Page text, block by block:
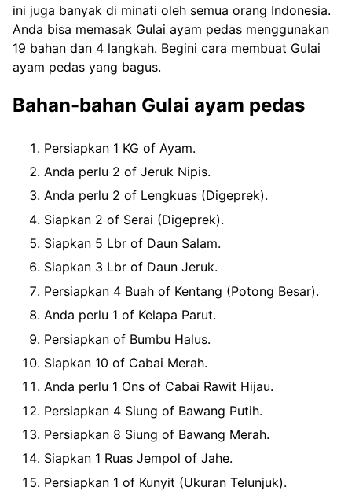
ini juga banyak di minati oleh semua orang Indonesia.
Anda bisa memasak Gulai ayam pedas menggunakan
19 bahan dan 4 langkah. Begini cara membuat Gulai
ayam pedas yang bagus.
Bahan-bahan Gulai ayam pedas
Persiapkan 1 KG of Ayam.
Anda perlu 2 of Jeruk Nipis.
Anda perlu 2 of Lengkuas (Digeprek).
Siapkan 2 of Serai (Digeprek).
Siapkan 5 Lbr of Daun Salam.
Siapkan 3 Lbr of Daun Jeruk.
Persiapkan 4 Buah of Kentang (Potong Besar).
Anda perlu 1 of Kelapa Parut.
Persiapkan of Bumbu Halus.
Siapkan 10 of Cabai Merah.
Anda perlu 1 Ons of Cabai Rawit Hijau.
Persiapkan 4 Siung of Bawang Putih.
Persiapkan 8 Siung of Bawang Merah.
Siapkan 1 Ruas Jempol of Jahe.
Persiapkan 1 of Kunyit (Ukuran Telunjuk).